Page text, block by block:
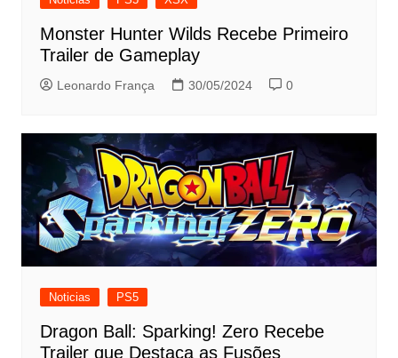
Monster Hunter Wilds Recebe Primeiro
Trailer de Gameplay
Leonardo França 30/05/2024 0
Noticias PS5
Dragon Ball: Sparking! Zero Recebe
Trailer que Destaca as Fusões